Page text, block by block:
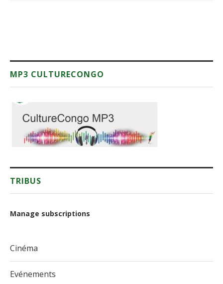
MP3 CULTURECONGO
TRIBUS
Manage subscriptions
Cinéma
Evénements